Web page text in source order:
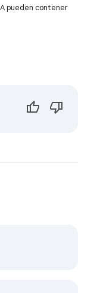
pueden contener